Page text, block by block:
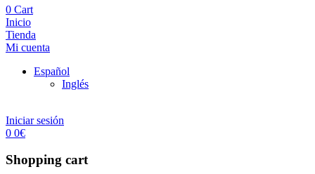
0 Cart
Inicio
Tienda
Mi cuenta
Español
Inglés
Iniciar sesión
0 0€
Shopping cart